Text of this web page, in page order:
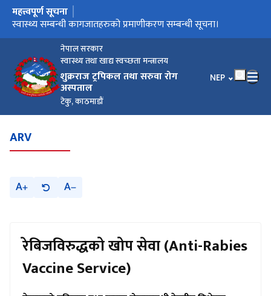
नेपाल सरकार
स्वास्थ्य तथा खाद्य स्वच्छता मन्त्रालय
शुक्रराज ट्रपिकल तथा सरुवा रोग
अस्पताल
टेकु, काठमाडौं
भाषा चयन गर्नुहोस्
NEP
मुख्य नेभिगेसनमा जानुहोस्
महत्त्वपूर्ण सूचना
मौजुदा सूचिमा सूचिकृत हुने बारे सूचना।
स्वास्थ्य सम्बन्धी कागजातहरुको प्रमाणीकरण सम्बन्धी सूचना।
बोलपत्र छनौट सम्बन्धि सूचना/गोला प्रथा
अङ्गदानको लागि आवश्यक कागजातहरु
ARV
A A
रेबिजविरुद्धको खोप सेवा (Anti-Rabies
Vaccine Service)